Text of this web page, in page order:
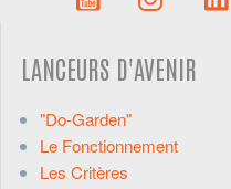
LANCEURS D'AVENIR
"Do-Garden"
Le Fonctionnement
Les Critères